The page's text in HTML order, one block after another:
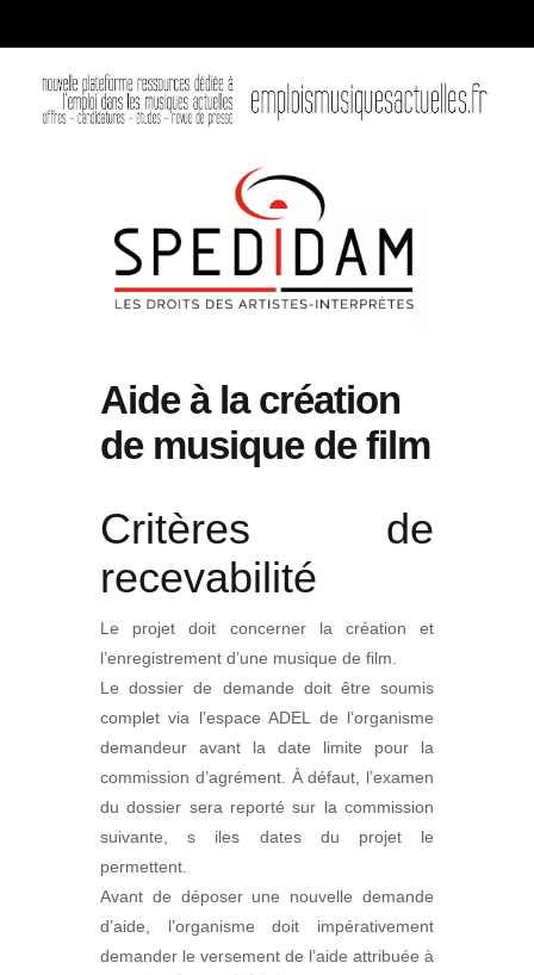
Aide à la création
de musique de film
Critères de
recevabilité
Le projet doit concerner la création et
l’enregistrement d’une musique de film.
Le dossier de demande doit être soumis
complet via l’espace ADEL de l’organisme
demandeur avant la date limite pour la
commission d’agrément. À défaut, l’examen
du dossier sera reporté sur la commission
suivante, s iles dates du projet le
permettent.
Avant de déposer une nouvelle demande
d’aide, l’organisme doit impérativement
demander le versement de l’aide attribuée à